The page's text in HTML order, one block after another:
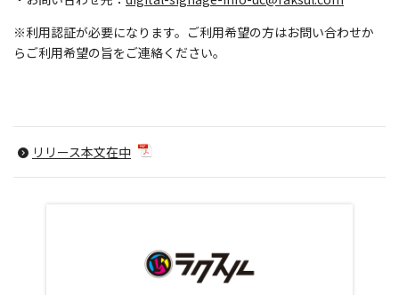
※利用認証が必要になります。ご利用希望の方はお問い合わせか
らご利用希望の旨をご連絡ください。
リリース本文在中